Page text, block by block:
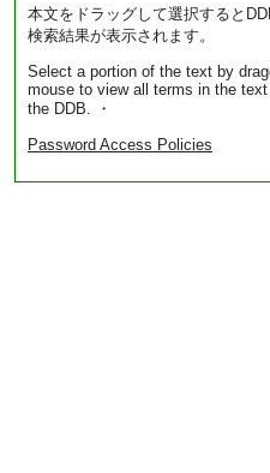
本文をドラッグして選択すると
検索結果が表示されます。
Select a portion of the text by
mouse to view all terms in the
the DDB. ・
Password Access Policies